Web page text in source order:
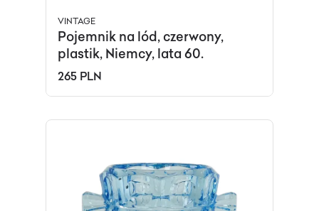
VINTAGE
Pojemnik na lód, czerwony,
plastik, Niemcy, lata 60.
265 PLN